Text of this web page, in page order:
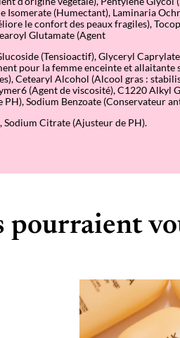
Isomerate (Humectant), Laminaria
le confort des peaux fragiles),
Glutamate (Agent
(Tensioactif), Glyceryl
pour la femme enceinte et allaitante
Cetearyl Alcohol (Alcool gras :
(Agent de viscosité), C1220 Alkyl
Sodium Benzoate (Conservateur
Citrate (Ajusteur de PH).
pourraient